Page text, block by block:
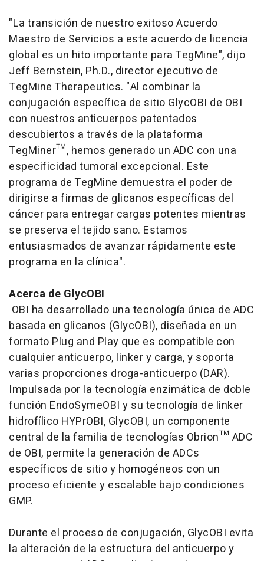
"La transición de nuestro exitoso Acuerdo
Maestro de Servicios a este acuerdo de licencia
global es un hito importante para TegMine", dijo
Jeff Bernstein, Ph.D., director ejecutivo de
TegMine Therapeutics. "Al combinar la
conjugación específica de sitio GlycOBI de OBI
con nuestros anticuerpos patentados
descubiertos a través de la plataforma
TegMiner™, hemos generado un ADC con una
especificidad tumoral excepcional. Este
programa de TegMine demuestra el poder de
dirigirse a firmas de glicanos específicas del
cáncer para entregar cargas potentes mientras
se preserva el tejido sano. Estamos
entusiasmados de avanzar rápidamente este
programa en la clínica".
Acerca de GlycOBI
OBI ha desarrollado una tecnología única de ADC
basada en glicanos (GlycOBI), diseñada en un
formato Plug and Play que es compatible con
cualquier anticuerpo, linkery carga, y soporta
varias proporciones droga-anticuerpo (DAR).
Impulsada por la tecnología enzimática de doble
función EndoSymeOBI y su tecnología de linker
hidrofílico HYPrOBI, GlycOBI, un componente
central de la familia de tecnologías Obrion™ ADC
de OBI, permite la generación de ADCs
específicos de sitio y homogéneos con un
proceso eficiente y escalable bajo condiciones
GMP.
Durante el proceso de conjugación, GlycOBI evita
la alteración de la estructura del anticuerpo y